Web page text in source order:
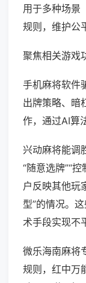
用于多种场景
规则，维护公
聚焦相关游戏
手机麻将软件
出牌策略、暗
作，通过AI算
兴动麻将能调
“随意选牌”“
户反映其他玩
型”的情况。
术手段实现不
微乐海南麻将
规则，红中万